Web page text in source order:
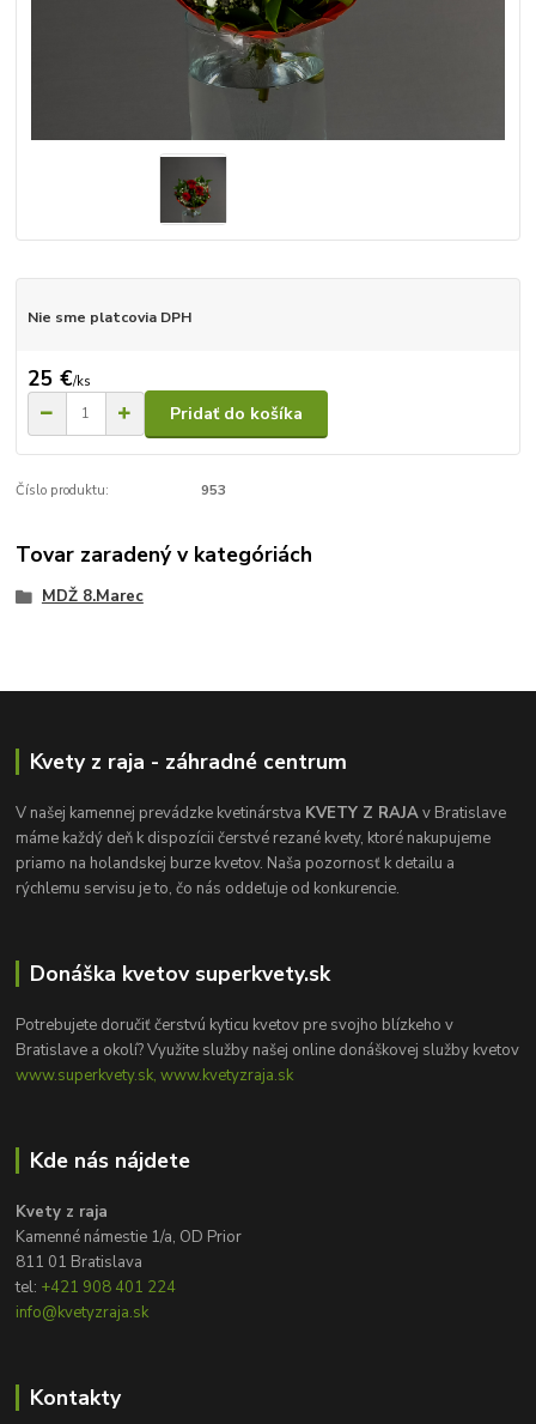
Nie sme platcovia DPH
25 €/ks
Pridať do košíka
Číslo produktu: 953
Tovar zaradený v kategóriách
MDŽ 8.Marec
Kvety z raja - záhradné centrum
V našej kamennej prevádzke kvetinárstva KVETY Z RAJAv Bratislave
máme každý deň k dispozícii čerstvé rezané kvety, ktoré nakupujeme
priamo na holandskej burze kvetov. Naša pozornosť k detailu a
rýchlemu servisu je to, čo nás oddeľuje od konkurencie.
Donáška kvetov superkvety.sk
Potrebujete doručiť čerstvú kyticu kvetov pre svojho blízkeho v
Bratislave a okolí? Využite služby našej online donáškovej služby kvetov
www.superkvety.sk, www.kvetyzraja.sk
Kde nás nájdete
Kvety z raja
Kamenné námestie 1/a, OD Prior
811 01 Bratislava
tel: +421 908 401 224
info@kvetyzraja.sk
Kontakty